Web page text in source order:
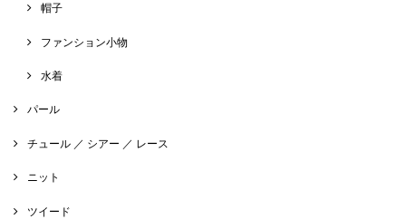
帽子
ファンション小物
水着
パール
チュール ／ シアー ／ レース
ニット
ツイード